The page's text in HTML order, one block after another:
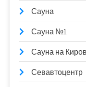
Сауна
Сауна №1
Сауна на
Севавтоцентр